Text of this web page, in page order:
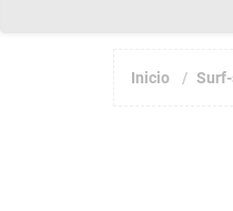
Inicio